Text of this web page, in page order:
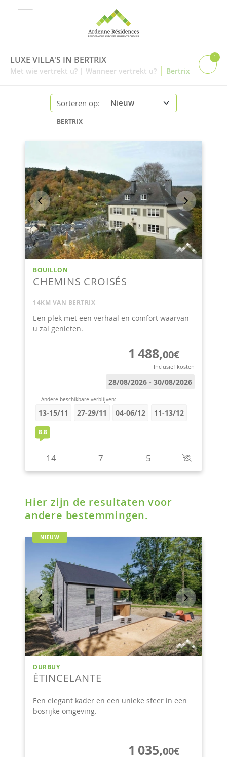
LUXE VILLA'S IN BERTRIX
Met wie vertrekt u? | Wanneer vertrekt u? | Bertrix
1
Sorteren op:
BERTRIX
Hier zijn de resultaten voor
andere bestemmingen.